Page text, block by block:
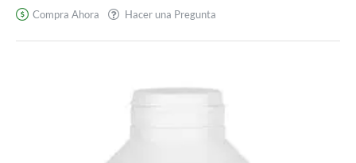
krill Compra Ahora Hacer una Pregunta